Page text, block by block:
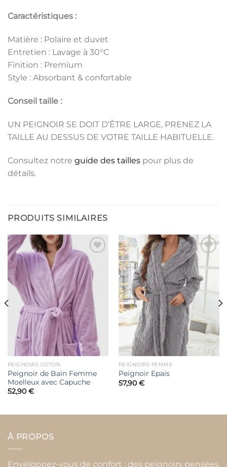
Caractéristiques :
Matière : Polaire et duvet
Entretien : Lavage à 30°C
Finition : Premium
Style : Absorbant & confortable
Conseil taille :
UN PEIGNOIR SE DOIT D’ÊTRE LARGE, PRENEZ LA
TAILLE AU DESSUS DE VOTRE TAILLE HABITUELLE.
Consultez notre guide des tailles pour plus de
détails.
PRODUITS SIMILAIRES
Ajouter
à la liste
de
souhaits
PEIGNOIRS COTON
Peignoir de Bain Femme
Moelleux avec Capuche
52,90 €
Ajouter
à la liste
de
souhaits
PEIGNOIRS FEMME
Peignoir Epais
57,90 €
À PROPOS
Enveloppez-vous de confort : des peignoirs pensées